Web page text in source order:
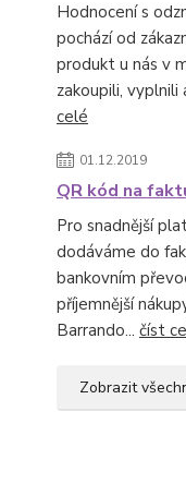
Hodnocení s
pochází od
produkt u nás v
zakoupili, vyplnili
celé
01.12.2019
QR kód na
Pro snadnější
dodáváme do
bankovním
příjemnější
Barrando... číst
Zobrazit